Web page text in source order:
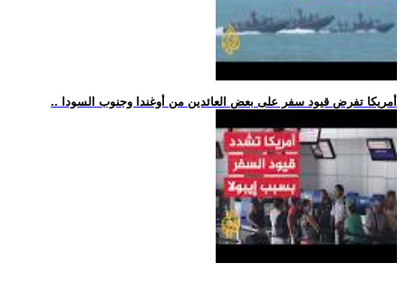
.. أمريكا تفرض قيود سفر على بعض العائدين من أوغندا وجنوب السودا